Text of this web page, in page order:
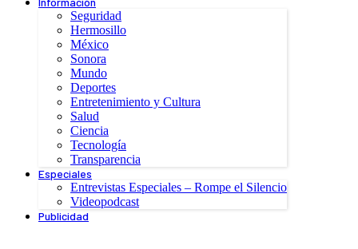
Seguridad
Hermosillo
México
Sonora
Mundo
Deportes
Entretenimiento y Cultura
Salud
Ciencia
Tecnología
Transparencia
Especiales
Entrevistas Especiales – Rompe el Silencio
Videopodcast
Publicidad